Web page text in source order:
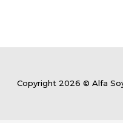
Copyright 2026 © Alfa